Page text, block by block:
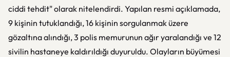
ciddi tehdit" olarak nitelendirdi. Yapılan resmi açıklamada,
9 kişinin tutuklandığı, 16 kişinin sorgulanmak üzere
gözaltına alındığı, 3 polis memurunun ağır yaralandığı ve 12
sivilin hastaneye kaldırıldığı duyuruldu. Olayların büyümesi